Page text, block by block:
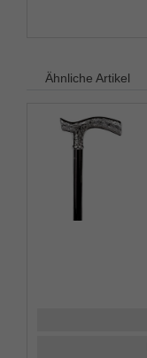
Ähnliche Artikel